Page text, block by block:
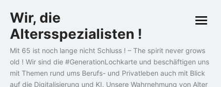
to
content
Wir, die
Altersspezialisten !
Mit 65 ist noch lange nicht Schluss ! – The spirit never grows
old ! Wir sind die #GenerationLochkarte und beschäftigen uns
mit Themen rund ums Berufs- und Privatleben auch mit Blick
auf die Digitalisierung und KI. Unsere Wahrnehmung von Alter
open